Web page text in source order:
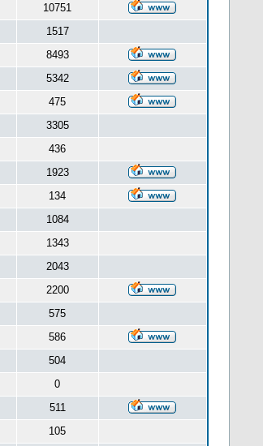
10751
1517
8493
5342
475
3305
436
1923
134
1084
1343
2043
2200
575
586
504
0
511
105